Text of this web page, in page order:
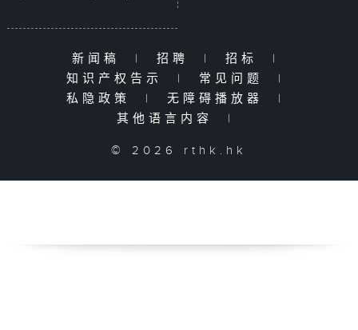
新闻稿 | 招聘 | 招标
|
知识产权告示
| 常见问题
|
私隐政策
| 无障碍播放器
|
其他语言内容
|
© 2026 rthk.hk